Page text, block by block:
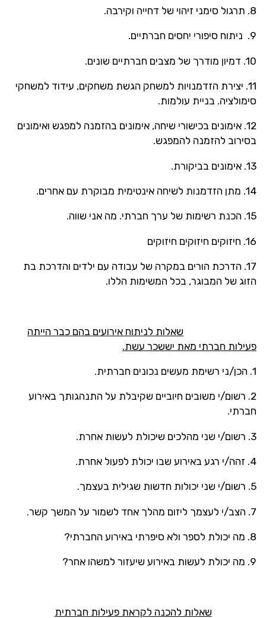
8. תרגול סימני זיהוי של דחייה וקירבה.
9. ניתוח סיפורי יחסים חברתיים.
10. דמיון מודרך של מצבים חברתיים שונים.
11. יצירת הזדמנויות למשחק הגשת משחקים, עידוד למשחקי
סימולציה. בניית עולמות.
12. אימונים בכישורי שיחה, אימונים בהזמנה למפגש ואימונים
בסירוב להזמנה להמפגש.
13. אימונים בביקורת.
14. מתן הזדמנות לשיחה אינטימית מבוקרת עם אחרים.
15. הכנת רשימות של ערך חברתי. מה אני שווה.
16. חיזוקים חיזוקים חיזוקים
17. הדרכת הורים במקרה של עבודה עם ילדים והדרכת בת
הזוג של המבוגר, בכל המשימות הללו.
שאלות לניתוח אירועים בהם כבר הייתה
פעילות חברתי מאת יששכר עשת.
1. הכן/ני רשימת מעשים נכונים חברתית.
2. רשום/י משובים חיוביים שקיבלת על התנהגותך באירוע
חברתי.
3. רשום/י שני מהלכים שיכולת לעשות אחרת.
4. זהה/י רגע באירוע שבו יכולת לפעול אחרת.
5. רשום/י שני יכולות חדשות שגילית בעצמך.
7. הצב/י לעצמך ליזום מהלך אחד לשמור על המשך קשר.
8. מה יכולת לספר ולא סיפרתי באירוע החברתי?
9. מה יכולת לעשות באירוע שיעזור למשהו אחר?
שאלות להכנה לקראת פעילות חברתית